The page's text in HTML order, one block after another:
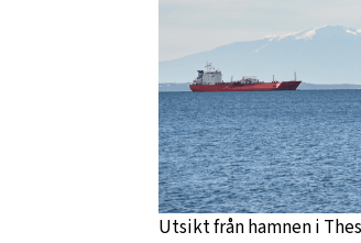
Utsikt från hamnen i